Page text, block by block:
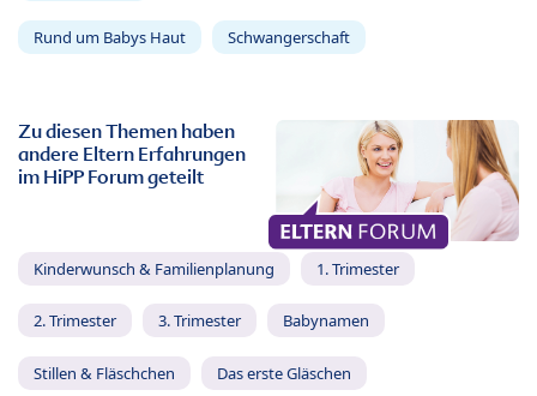
Rund um Babys Haut Schwangerschaft
Zu diesen Themen haben
andere Eltern Erfahrungen
im HiPP Forum geteilt
Kinderwunsch & Familienplanung 1. Trimester
2. Trimester 3. Trimester Babynamen
Stillen & Fläschchen Das erste Gläschen